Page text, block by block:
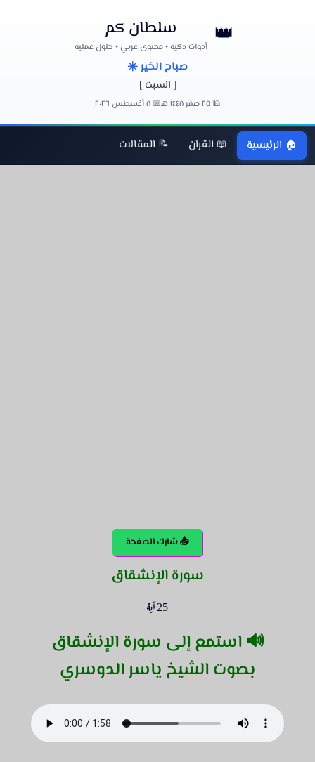
👑 سلطان كم
أدوات ذكية • محتوى عربي • حلول عملية
صباح الخير ☀️
[ السبت ]
🕌 ٢٥ صفر ١٤٤٨ هـ 📅 ٨ أغسطس ٢٠٢٦
🏠 الرئيسية 📖 القرآن 📝 المقالات
📤 شارك الصفحة
سورة الإنشقاق
25 آية
🔊 استمع إلى سورة الإنشقاق
بصوت الشيخ ياسر الدوسري